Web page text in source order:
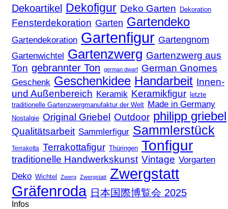
Dekoartikel Dekofigur Deko Garten Dekoration
Fensterdekoration Garten Gartendeko
Gartendekoration Gartenfigur Gartengnom
Gartenwichtel Gartenzwerg Gartenzwerg aus
Ton gebrannter Ton german dwarf German Gnomes
Geschenk Geschenkidee Handarbeit Innen-
und Außenbereich Keramik Keramikfigur
letzte
traditionelle Gartenzwergmanufaktur der Welt Made in Germany
Nostalgie Original Griebel Outdoor philipp griebel
Qualitätsarbeit Sammlerfigur Sammlerstück
Terrakotta Terrakottafigur Thüringen Tonfigur
traditionelle Handwerkskunst Vintage Vorgarten
Deko Wichtel Zwerg Zwergstatt
Zwergstatt
Gräfenroda 日本国際博覧会 2025
Infos